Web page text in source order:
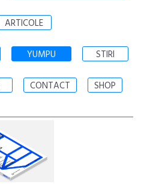
ARTICOLE
YUMPU STIRI
CONTACT SHOP